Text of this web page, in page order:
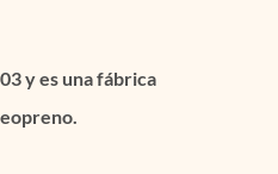
y es una fábrica